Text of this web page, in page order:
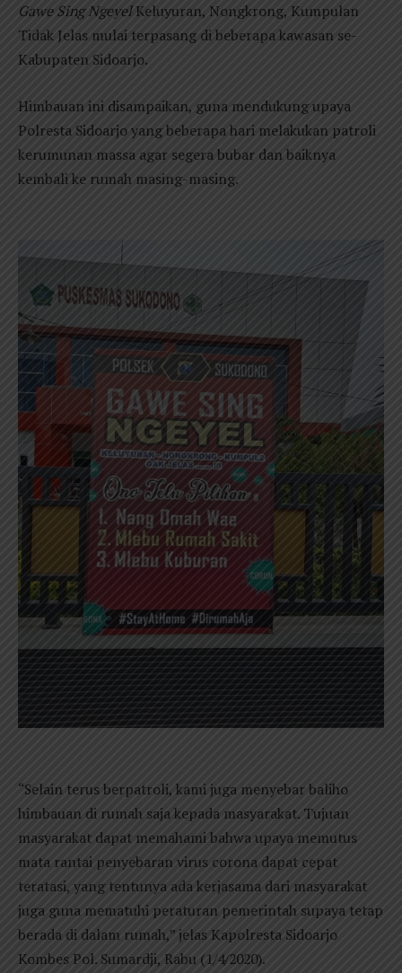
Gawe Sing NgeyelKeluyuran, Nongkrong, Kumpulan
Tidak Jelas mulai terpasang di beberapa kawasan se-
Kabupaten Sidoarjo.
Himbauan ini disampaikan, guna mendukung upaya
Polresta Sidoarjo yang beberapa hari melakukan patroli
kerumunan massa agar segera bubar dan baiknya
kembali ke rumah masing-masing.
“Selain terus berpatroli, kami juga menyebar baliho
himbauan di rumah saja kepada masyarakat. Tujuan
masyarakat dapat memahami bahwa upaya memutus
mata rantai penyebaran virus corona dapat cepat
teratasi, yang tentunya ada kerjasama dari masyarakat
juga guna mematuhi peraturan pemerintah supaya tetap
berada di dalam rumah,” jelas Kapolresta Sidoarjo
Kombes Pol. Sumardji, Rabu (1/4/2020).